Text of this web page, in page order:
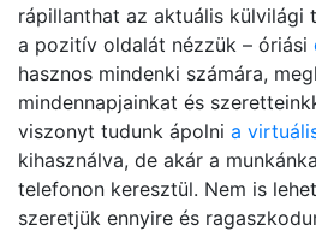
rápillanthat az aktuális külvilági
a pozitív oldalát nézzük – óriási
hasznos mindenki számára,
mindennapjainkat és
viszonyt tudunk ápolni a
kihasználva, de akár a
telefonon keresztül. Nem is
szeretjük ennyire és